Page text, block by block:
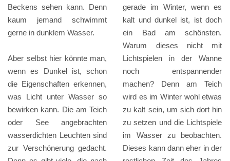
Beckens sehen kann. Denn
kaum jemand schwimmt
gerne in dunklem Wasser.
Aber selbst hier könnte man,
wenn es Dunkel ist, schon
die Eigenschaften erkennen,
was Licht unter Wasser so
bewirken kann. Die am Teich
oder See angebrachten
wasserdichten Leuchten sind
zur Verschönerung gedacht.
gerade im Winter, wenn es
kalt und dunkel ist, ist doch
ein Bad am schönsten.
Warum dieses nicht mit
Lichtspielen in der Wanne
noch entspannender
machen? Denn am Teich
wird es im Winter wohl etwas
zu kalt sein, um sich dort hin
zu setzen und die Lichtspiele
im Wasser zu beobachten.
Dieses kann dann eher in der